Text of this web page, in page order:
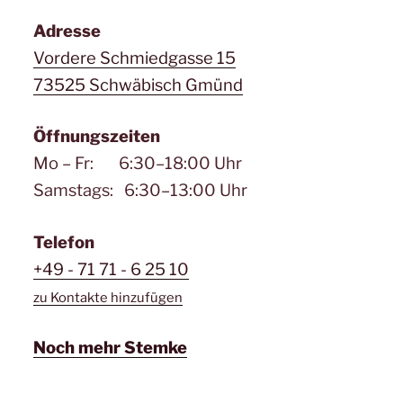
Adresse
Vordere Schmiedgasse 15
73525 Schwäbisch Gmünd
Öffnungszeiten
Mo – Fr: 6:30–18:00 Uhr
Samstags: 6:30–13:00 Uhr
Telefon
+49 - 71 71 - 6 25 10
zu Kontakte hinzufügen
Noch mehr Stemke